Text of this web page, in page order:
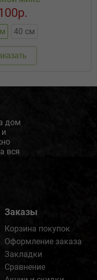
40 см
дом
вся
Заказы
Корзина покупок
Оформление заказа
Закладки
Сравнение